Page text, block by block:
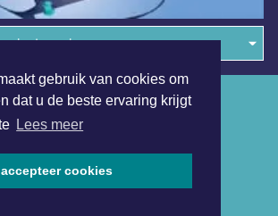
gebruik van cookies om
dat u de beste ervaring krijgt
Lees meer
cookies
in de regio